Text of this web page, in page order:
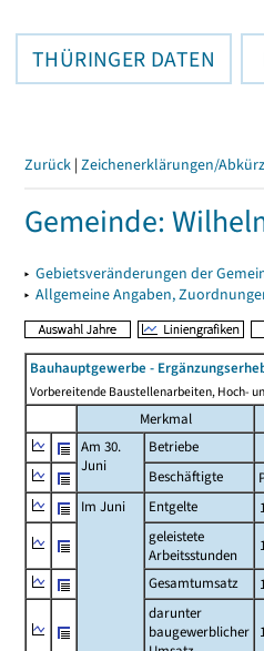
THÜRINGER DATEN
Zurück | Zeichenerklärungen/
Gemeinde:
▸ Gebietsveränderungen der
▸ Allgemeine Angaben,
Bauhauptgewerbe -
Vorbereitende Baustellenarbeiten, Hoch-
Merkmal
Am 30.
Juni
Betriebe
Beschäftigte
Im Juni
Entgelte
geleistete
Arbeitsstunden
Gesamtumsatz
darunter
baugewerblicher